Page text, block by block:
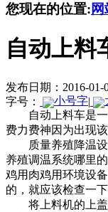
您现在的位置:
自动上料
发布日期：2016-01-
字号：
|
自动上料车是一
费力费神因为出现
质量养殖降温
养殖调温系统哪里
鸡用 肉鸡用环境设
的，就应该检查一
将上料机的上盖